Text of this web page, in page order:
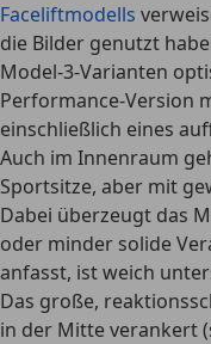
Faceliftmodells
die Bilder genutzt
Model-3-Varianten
Performance-Version
einschließlich eines
Auch im Innenraum
Sportsitze, aber mit
Dabei überzeugt das
oder minder solide
anfasst, ist weich
Das große,
in der Mitte verankert